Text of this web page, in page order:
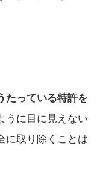
たっている特許を
うに目に見えない
に取り除くことは